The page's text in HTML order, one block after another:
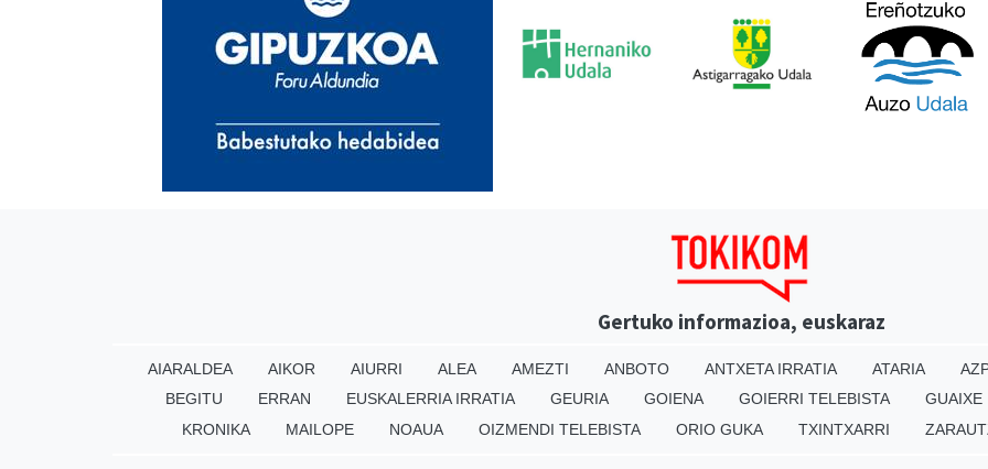
Gertuko informazioa, euskaraz
AIARALDEA AIKOR AIURRI ALEA AMEZTI ANBOTO ANTXETA IRRATIA ATARIA
BEGITU
ERRAN EUSKALERRIA IRRATIA GEURIA GOIENA GOIERRI TELEBISTA GUAIXE
KRONIKA
MAILOPE NOAUA OIZMENDI TELEBISTA ORIO GUKA TXINTXARRI